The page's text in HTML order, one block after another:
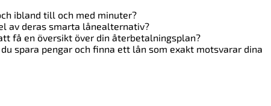
ibland till och med minuter?
av deras smarta lånealternativ?
få en översikt över din återbetalningsplan?
spara pengar och finna ett lån som exakt motsvarar dina